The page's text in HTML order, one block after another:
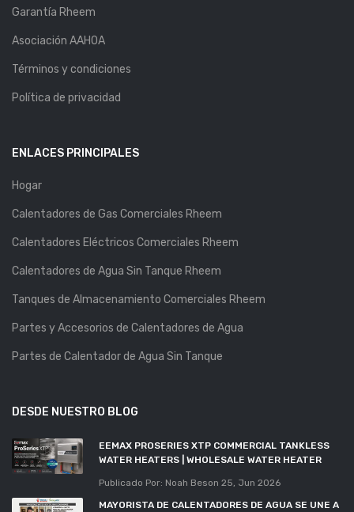
Garantía Rheem
Asociación AAHOA
Términos y condiciones
Política de privacidad
ENLACES PRINCIPALES
Hogar
Calentadores de Gas Comerciales Rheem
Calentadores Eléctricos Comerciales Rheem
Calentadores de Agua Sin Tanque Rheem
Tanques de Almacenamiento Comerciales Rheem
Partes y Accesorios de Calentadores de Agua
Partes de Calentador de Agua Sin Tanque
DESDE NUESTRO BLOG
EEMAX PROSERIES XTP COMMERCIAL TANKLESS
WATER HEATERS | WHOLESALE WATER HEATER
Publicado Por: Noah Beson 25, Jun 2026
MAYORISTA DE CALENTADORES DE AGUA SE UNE A